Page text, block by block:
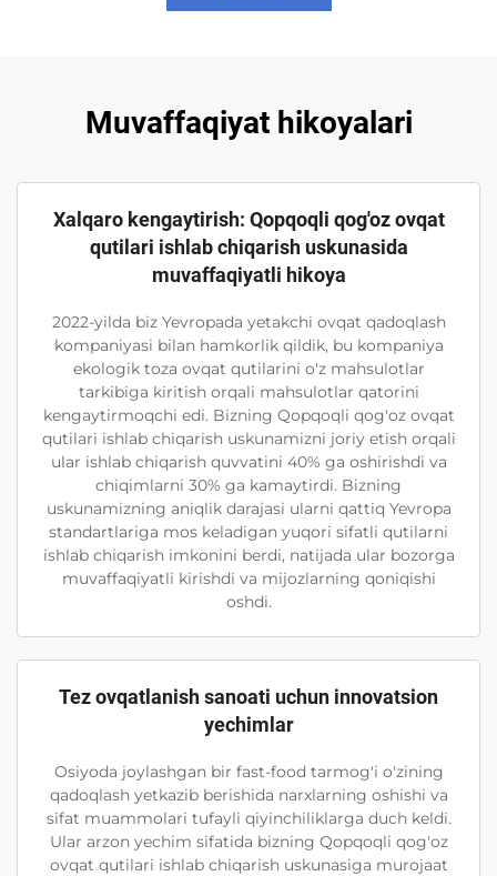
Muvaffaqiyat hikoyalari
Xalqaro kengaytirish: Qopqoqli qog'oz ovqat
qutilari ishlab chiqarish uskunasida
muvaffaqiyatli hikoya
2022-yilda biz Yevropada yetakchi ovqat qadoqlash
kompaniyasi bilan hamkorlik qildik, bu kompaniya
ekologik toza ovqat qutilarini o'z mahsulotlar
tarkibiga kiritish orqali mahsulotlar qatorini
kengaytirmoqchi edi. Bizning Qopqoqli qog'oz ovqat
qutilari ishlab chiqarish uskunamizni joriy etish orqali
ular ishlab chiqarish quvvatini 40% ga oshirishdi va
chiqimlarni 30% ga kamaytirdi. Bizning
uskunamizning aniqlik darajasi ularni qattiq Yevropa
standartlariga mos keladigan yuqori sifatli qutilarni
ishlab chiqarish imkonini berdi, natijada ular bozorga
muvaffaqiyatli kirishdi va mijozlarning qoniqishi
oshdi.
Tez ovqatlanish sanoati uchun innovatsion
yechimlar
Osiyoda joylashgan bir fast-food tarmog'i o'zining
qadoqlash yetkazib berishida narxlarning oshishi va
sifat muammolari tufayli qiyinchiliklarga duch keldi.
Ular arzon yechim sifatida bizning Qopqoqli qog'oz
ovqat qutilari ishlab chiqarish uskunasiga murojaat